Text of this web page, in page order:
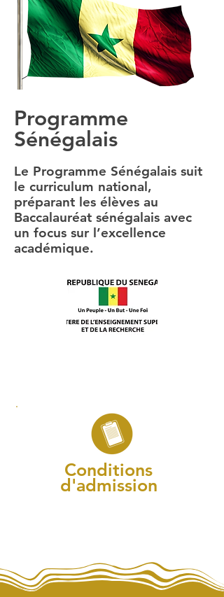
TARIFS
CALENDRIER
ACTUS
CITOYENNETÉ
Programme
Sénégalais
Le Programme Sénégalais suit
le curriculum national,
préparant les élèves au
Baccalauréat sénégalais avec
un focus sur l’excellence
académique.
Conditions
d'admission